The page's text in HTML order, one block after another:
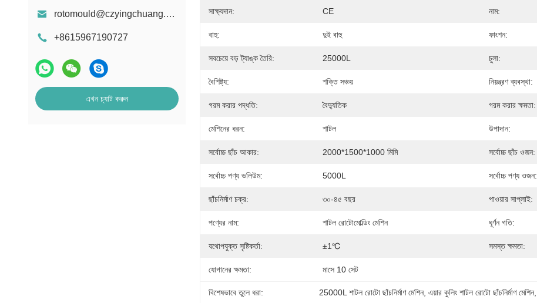
rotomould@czyingchuang.com
+8615967190727
এখন চ্যাট করুন
সাক্ষ্যদান: CE নাম:
বাহু: দুই বাহু ফাংশন:
সবচেয়ে বড় ট্যাঙ্ক তৈরি: 25000L চুলা:
বৈশিষ্ট্য: শক্তি সঞ্চয় নিয়ন্ত্রণ ব্যবস্থা:
গরম করার পদ্ধতি: বৈদ্যুতিক গরম করার ক্ষমতা:
মেশিনের ধরন: শাটল উপাদান:
সর্বোচ্চ ছাঁচ আকার: 2000*1500*1000 মিমি সর্বোচ্চ ছাঁচ ওজন:
সর্বোচ্চ পণ্য ভলিউম: 5000L সর্বোচ্চ পণ্য ওজন:
ছাঁচনির্মাণ চক্র: ৩০-৪৫ বছর পাওয়ার সাপ্লাই:
পণ্যের নাম: শাটল রোটোমোল্ডিং মেশিন ঘূর্ণন গতি:
যথোপযুক্ত সৃষ্টিকর্তা: ±1℃ সমস্ত ক্ষমতা:
যোগানের ক্ষমতা: মাসে 10 সেট
বিশেষভাবে তুলে ধরা: 25000L শাটল রোটো ছাঁচনির্মাণ মেশিন, এয়ার কুলিং শাটল রোটো ছাঁচনির্মাণ মেশিন,